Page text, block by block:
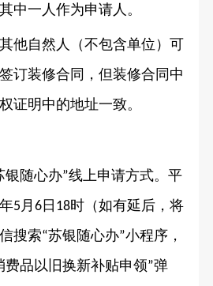
中一人作为申请人。
他自然人（不包含单位）可
订装修合同，但装修合同中
证明中的地址一致。
银随心办”线上申请方式。平
年5 月 6日 18时（如有延后，将
搜索“苏银随心办”小程序，
费品以旧换新补贴申领”弹